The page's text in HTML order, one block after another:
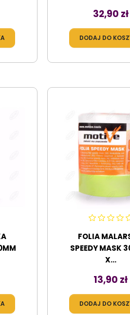
Cena
32,90 zł
DODAJ DO
FOLIA
SPEEDY MASK
X...
Cena
13,90 zł
DODAJ DO